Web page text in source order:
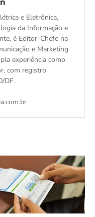
e Eletrônica,
da Informação e
é Editor-Chefe na
e Marketing
experiência como
com registro
DF.